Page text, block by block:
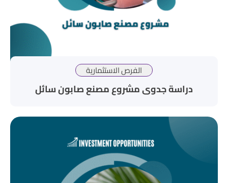
الفرص الاستثمارية
دراسة جدوى مشروع مصنع صابون سائل